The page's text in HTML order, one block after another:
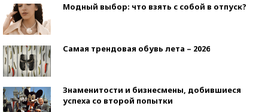
Модный выбор: что взять с собой в отпуск?
Самая трендовая обувь лета – 2026
Знаменитости и бизнесмены, добившиеся
успеха со второй попытки